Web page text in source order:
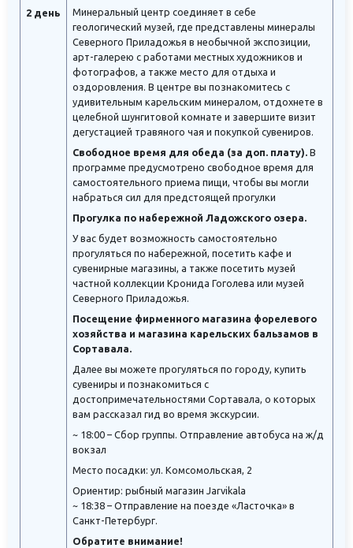
2 день
Минеральный центр соединяет в себе
геологический музей, где представлены минералы
Северного Приладожья в необычной экспозиции,
арт-галерею с работами местных художников и
фотографов, а также место для отдыха и
оздоровления. В центре вы познакомитесь с
удивительным карельским минералом, отдохнете в
целебной шунгитовой комнате и завершите визит
дегустацией травяного чая и покупкой сувениров.
Свободное время для обеда (за доп. плату). В
программе предусмотрено свободное время для
самостоятельного приема пищи, чтобы вы могли
набраться сил для предстоящей прогулки
Прогулка по набережной Ладожского озера.
У вас будет возможность самостоятельно
прогуляться по набережной, посетить кафе и
сувенирные магазины, а также посетить музей
частной коллекции Кронида Гоголева или музей
Северного Приладожья.
Посещение фирменного магазина форелевого
хозяйства и магазина карельских бальзамов в
Сортавала.
Далее вы можете прогуляться по городу, купить
сувениры и познакомиться с
достопримечательностями Сортавала, о которых
вам рассказал гид во время экскурсии.
~ 18:00 – Сбор группы. Отправление автобуса на ж/д
вокзал
Место посадки: ул. Комсомольская, 2
Ориентир: рыбный магазин Jarvikala
~ 18:38 – Отправление на поезде «Ласточка» в
Санкт-Петербург.
Обратите внимание!